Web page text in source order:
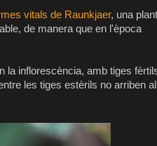
vitals de Raunkjaer, una
de manera que en l'època
la inflorescència, amb tiges
les tiges estèrils no arriben